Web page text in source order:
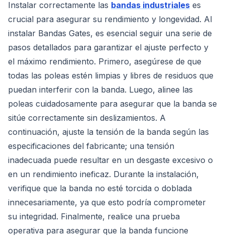
Instalar correctamente las bandas industriales es
crucial para asegurar su rendimiento y longevidad. Al
instalar Bandas Gates, es esencial seguir una serie de
pasos detallados para garantizar el ajuste perfecto y
el máximo rendimiento. Primero, asegúrese de que
todas las poleas estén limpias y libres de residuos que
puedan interferir con la banda. Luego, alinee las
poleas cuidadosamente para asegurar que la banda se
sitúe correctamente sin deslizamientos. A
continuación, ajuste la tensión de la banda según las
especificaciones del fabricante; una tensión
inadecuada puede resultar en un desgaste excesivo o
en un rendimiento ineficaz. Durante la instalación,
verifique que la banda no esté torcida o doblada
innecesariamente, ya que esto podría comprometer
su integridad. Finalmente, realice una prueba
operativa para asegurar que la banda funcione